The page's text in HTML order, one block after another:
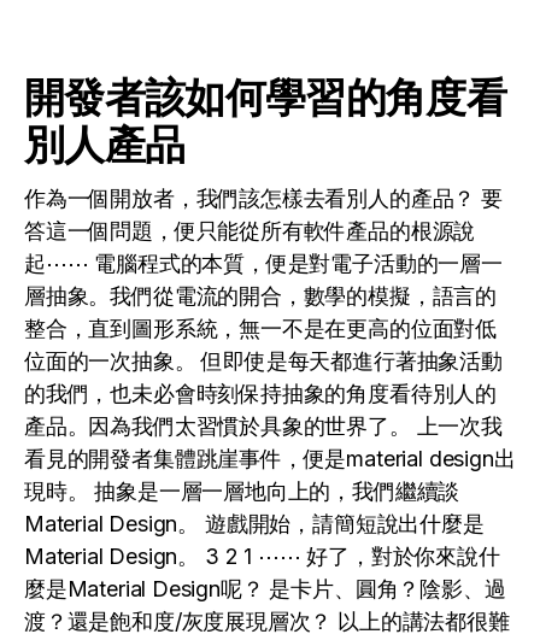
開發者該如何學習的角度看
別人產品
作為一個開放者，我們該怎樣去看別人的產品？ 要
答這一個問題，便只能從所有軟件產品的根源說
起⋯⋯ 電腦程式的本質，便是對電子活動的一層一
層抽象。我們從電流的開合，數學的模擬，語言的
整合，直到圖形系統，無一不是在更高的位面對低
位面的一次抽象。 但即使是每天都進行著抽象活動
的我們，也未必會時刻保持抽象的角度看待別人的
產品。因為我們太習慣於具象的世界了。 上一次我
看見的開發者集體跳崖事件，便是material design出
現時。 抽象是一層一層地向上的，我們繼續談
Material Design。 遊戲開始，請簡短說出什麼是
Material Design。 3 2 1 ⋯⋯ 好了，對於你來說什
麼是Material Design呢？ 是卡片、圓角？陰影、過
渡？還是飽和度/灰度展現層次？ 以上的講法都很難